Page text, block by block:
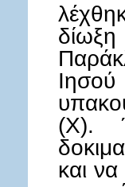
(Χ).
και